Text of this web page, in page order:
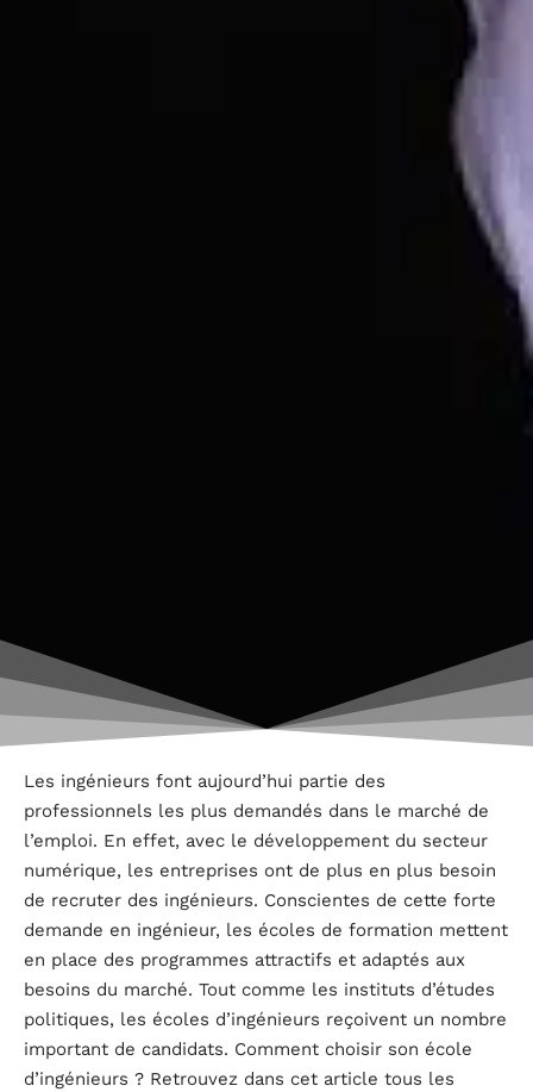
Les ingénieurs font aujourd’hui partie des
professionnels les plus demandés dans le marché de
l’emploi. En effet, avec le développement du secteur
numérique, les entreprises ont de plus en plus besoin
de recruter des ingénieurs. Conscientes de cette forte
demande en ingénieur, les écoles de formation mettent
en place des programmes attractifs et adaptés aux
besoins du marché. Tout comme les instituts d’études
politiques, les écoles d’ingénieurs reçoivent un nombre
important de candidats. Comment choisir son école
d’ingénieurs ? Retrouvez dans cet article tous les